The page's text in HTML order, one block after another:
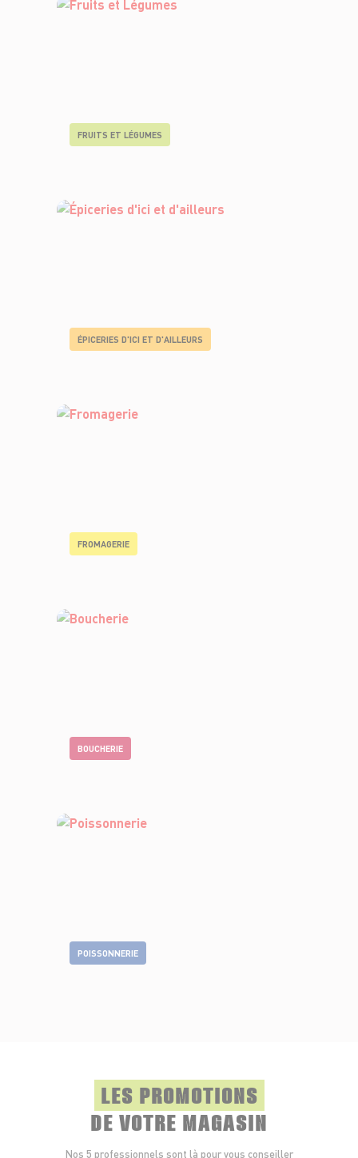
FRUITS ET LÉGUMES
ÉPICERIES D'ICI ET D'AILLEURS
FROMAGERIE
BOUCHERIE
POISSONNERIE
LES PROMOTIONS
DE VOTRE MAGASIN
Nos 5 professionnels sont là pour vous conseiller